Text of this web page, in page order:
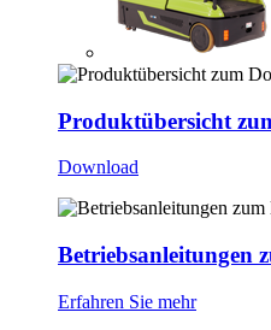
Produktübersicht
Download
Betriebsanleitungen
Erfahren Sie mehr